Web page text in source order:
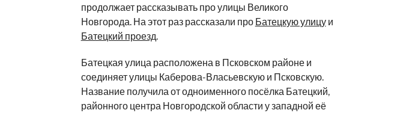
продолжает рассказывать про улицы Великого
Новгорода. На этот раз рассказали про Батецкую улицуи
Батецкий проезд.
Батецкая улица расположена в Псковском районе и
соединяет улицы Каберова-Власьевскую и Псковскую.
Название получила от одноименного посёлка Батецкий,
районного центра Новгородской области у западной её